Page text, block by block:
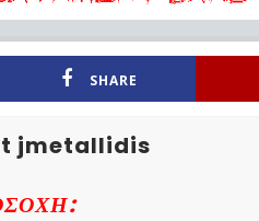
SHARE
jmetallidis